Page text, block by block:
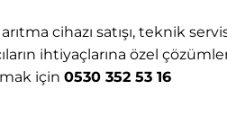
cihazı satışı, teknik
ihtiyaçlarına özel
için 0530 352 53 16